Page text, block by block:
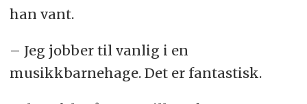
han vant.
– Jeg jobber til vanlig i en
musikkbarnehage. Det er fantastisk.